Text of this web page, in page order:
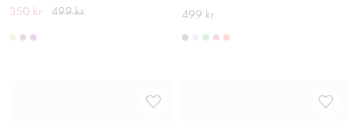
350 kr 499 kr 499 kr